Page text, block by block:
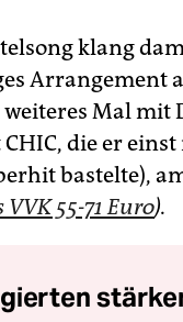
klang
Arrangement
Mal mit
die er
bastelte),
VVK 55-71 Euro).